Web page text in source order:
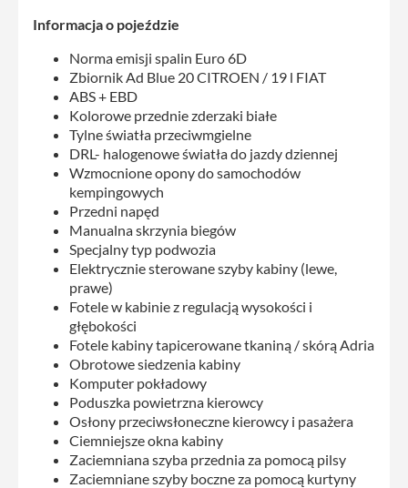
Informacja o pojeździe
Norma emisji spalin Euro 6D
Zbiornik Ad Blue 20 CITROEN / 19 l FIAT
ABS + EBD
Kolorowe przednie zderzaki białe
Tylne światła przeciwmgielne
DRL- halogenowe światła do jazdy dziennej
Wzmocnione opony do samochodów
kempingowych
Przedni napęd
Manualna skrzynia biegów
Specjalny typ podwozia
Elektrycznie sterowane szyby kabiny (lewe,
prawe)
Fotele w kabinie z regulacją wysokości i
głębokości
Fotele kabiny tapicerowane tkaniną / skórą Adria
Obrotowe siedzenia kabiny
Komputer pokładowy
Poduszka powietrzna kierowcy
Osłony przeciwsłoneczne kierowcy i pasażera
Ciemniejsze okna kabiny
Zaciemniana szyba przednia za pomocą pilsy
Zaciemniane szyby boczne za pomocą kurtyny